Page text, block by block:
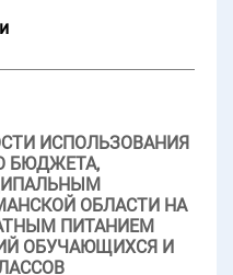
ИСПОЛЬЗОВАНИЯ
БЮДЖЕТА,
ОБЛАСТИ НА
ПИТАНИЕМ
ОБУЧАЮЩИХСЯ И